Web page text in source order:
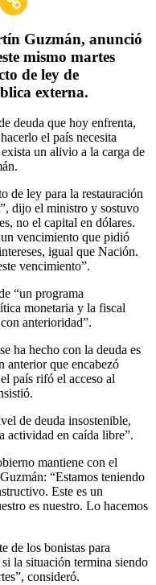
Guzmán, anunció
mismo martes
de ley de
externa.
deuda que hoy enfrenta,
el país necesita
un alivio a la carga de
de ley para la restauración
dijo el ministro y sostuvo
no el capital en dólares.
vencimiento que pidió
igual que Nación.
vencimiento”.
“un programa
monetaria y la fiscal
anterioridad”.
ha hecho con la deuda es
anterior que encabezó
país rifó el acceso al
de deuda insostenible,
actividad en caída libre”.
mantiene con el
“Estamos teniendo
Este es un
es nuestro. Lo hacemos
de los bonistas para
la situación termina siendo
consideró.